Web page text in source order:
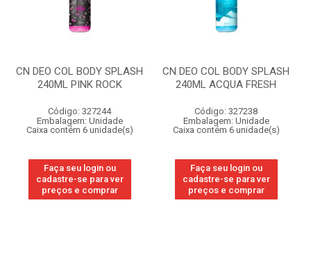
CN DEO COL BODY SPLASH
240ML PINK ROCK
Código: 327244
Embalagem: Unidade
Caixa contém 6 unidade(s)
Faça seu login ou
cadastre-se para ver
preços e comprar
CN DEO COL BODY SPLASH
240ML ACQUA FRESH
Código: 327238
Embalagem: Unidade
Caixa contém 6 unidade(s)
Faça seu login ou
cadastre-se para ver
preços e comprar